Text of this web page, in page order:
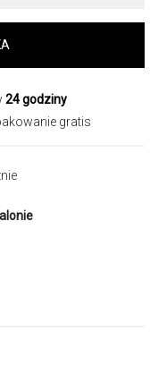
24 godziny
gratis